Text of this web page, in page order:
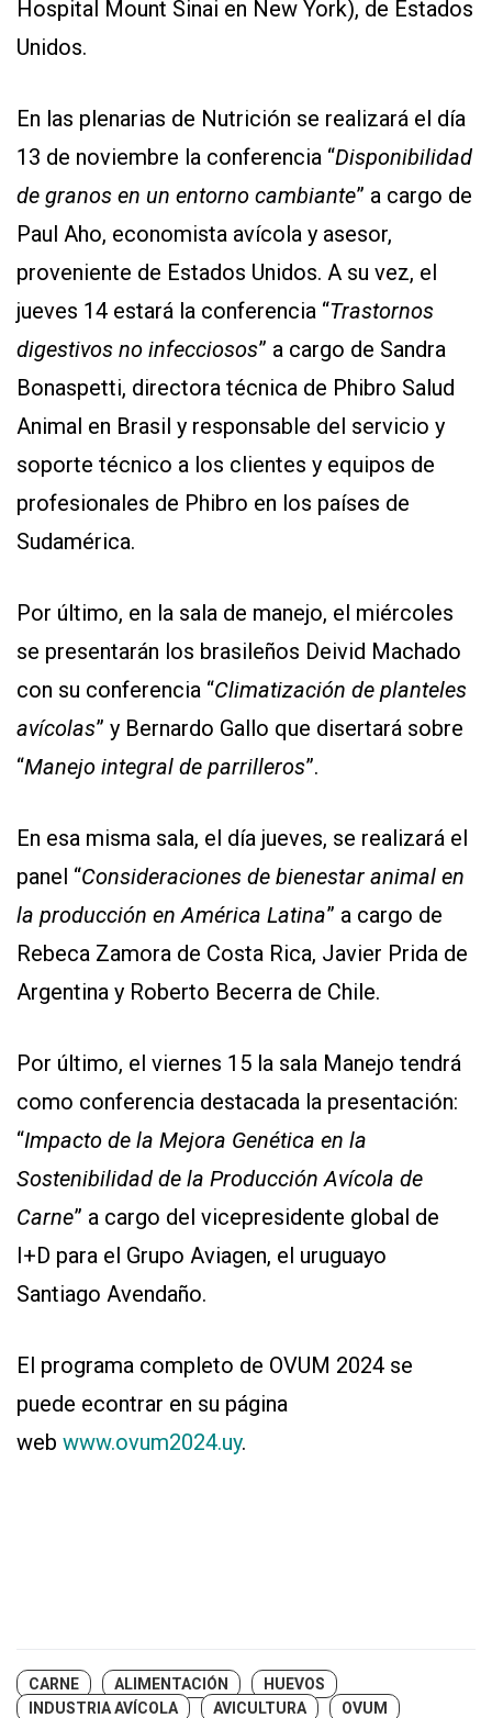
Hospital Mount Sinai en New York), de Estados
Unidos.
En las plenarias de Nutrición se realizará el día
13 de noviembre la conferencia “Disponibilidad
de granos en un entorno cambiante” a cargo de
Paul Aho, economista avícola y asesor,
proveniente de Estados Unidos. A su vez, el
jueves 14 estará la conferencia “Trastornos
digestivos no infecciosos” a cargo de Sandra
Bonaspetti, directora técnica de Phibro Salud
Animal en Brasil y responsable del servicio y
soporte técnico a los clientes y equipos de
profesionales de Phibro en los países de
Sudamérica.
Por último, en la sala de manejo, el miércoles
se presentarán los brasileños Deivid Machado
con su conferencia “Climatización de planteles
avícolas” y Bernardo Gallo que disertará sobre
“Manejo integral de parrilleros”.
En esa misma sala, el día jueves, se realizará el
panel “Consideraciones de bienestar animal en
la producción en América Latina” a cargo de
Rebeca Zamora de Costa Rica, Javier Prida de
Argentina y Roberto Becerra de Chile.
Por último, el viernes 15 la sala Manejo tendrá
como conferencia destacada la presentación:
“Impacto de la Mejora Genética en la
Sostenibilidad de la Producción Avícola de
Carne” a cargo del vicepresidente global de
I+D para el Grupo Aviagen, el uruguayo
Santiago Avendaño.
El programa completo de OVUM 2024 se
puede econtrar en su página
web www.ovum2024.uy.
CARNE ALIMENTACIÓN
HUEVOS
INDUSTRIA AVÍCOLA
AVICULTURA OVUM